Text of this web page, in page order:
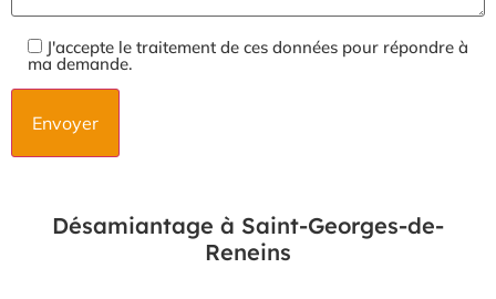
J'accepte le traitement de ces données pour répondre à
ma demande.
Désamiantage à Saint-Georges-de-
Reneins